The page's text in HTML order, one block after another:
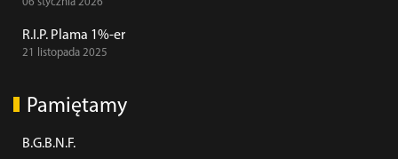
06 stycznia 2026
R.I.P. Plama 1%-er
21 listopada 2025
Pamiętamy
B.G.B.N.F.